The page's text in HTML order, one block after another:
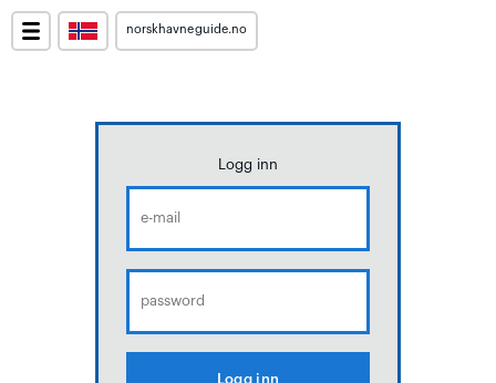
norskhavneguide.no
Logg inn